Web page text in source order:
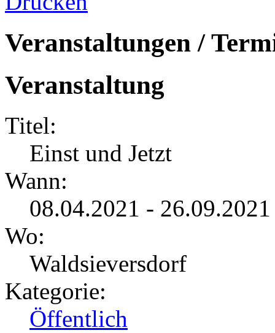
Veranstaltungen /
Veranstaltung
Titel:
Einst und Jetzt
Wann:
08.04.2021 -
Wo:
Waldsieversdorf
Kategorie:
Öffentlich